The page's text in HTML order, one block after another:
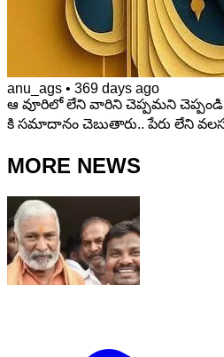
anu_ags • 369 days ago
ఆ వూరిలో లేని వారిని చెప్పమని చెప్పండి
కి సమాదానం చెబుతారు.. పేరు లేని వలస
MORE NEWS